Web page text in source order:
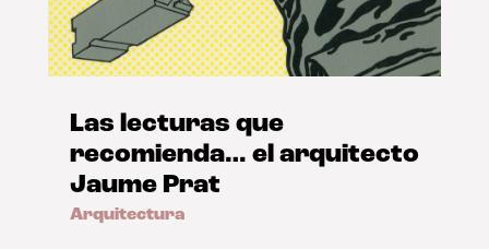
Las lecturas que
recomienda… el arquitecto
Jaume Prat
Arquitectura